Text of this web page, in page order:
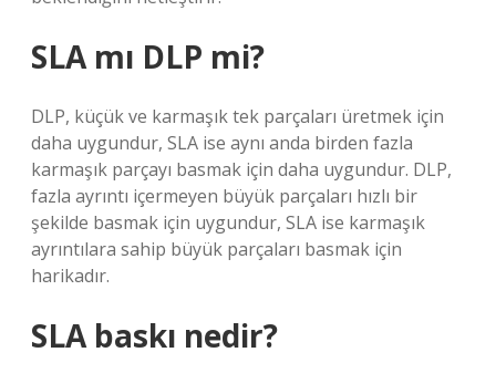
SLA mı DLP mi?
DLP, küçük ve karmaşık tek parçaları üretmek için
daha uygundur, SLA ise aynı anda birden fazla
karmaşık parçayı basmak için daha uygundur. DLP,
fazla ayrıntı içermeyen büyük parçaları hızlı bir
şekilde basmak için uygundur, SLA ise karmaşık
ayrıntılara sahip büyük parçaları basmak için
harikadır.
SLA baskı nedir?